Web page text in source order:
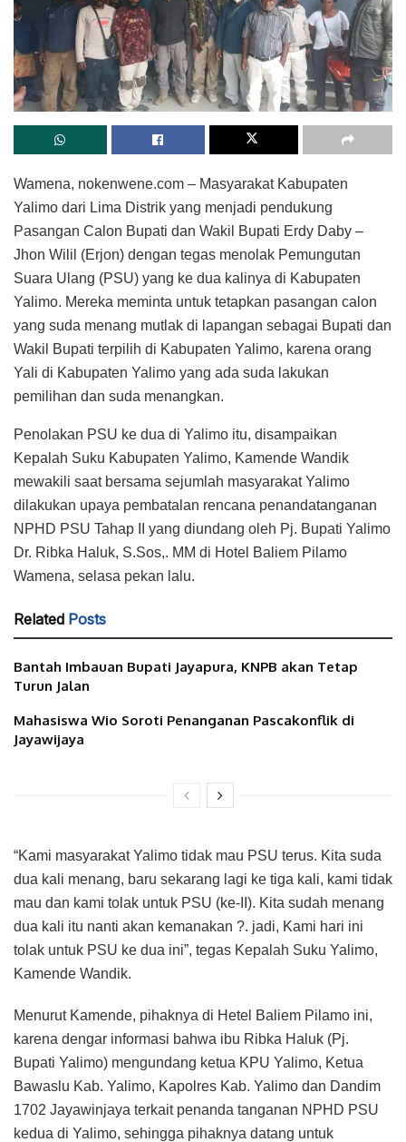
Wamena, nokenwene.com – Masyarakat Kabupaten
Yalimo dari Lima Distrik yang menjadi pendukung
Pasangan Calon Bupati dan Wakil Bupati Erdy Daby –
Jhon Wilil (Erjon) dengan tegas menolak Pemungutan
Suara Ulang (PSU) yang ke dua kalinya di Kabupaten
Yalimo. Mereka meminta untuk tetapkan pasangan calon
yang suda menang mutlak di lapangan sebagai Bupati dan
Wakil Bupati terpilih di Kabupaten Yalimo, karena orang
Yali di Kabupaten Yalimo yang ada suda lakukan
pemilihan dan suda menangkan.
Penolakan PSU ke dua di Yalimo itu, disampaikan
Kepalah Suku Kabupaten Yalimo, Kamende Wandik
mewakili saat bersama sejumlah masyarakat Yalimo
dilakukan upaya pembatalan rencana penandatanganan
NPHD PSU Tahap II yang diundang oleh Pj. Bupati Yalimo
Dr. Ribka Haluk, S.Sos,. MM di Hotel Baliem Pilamo
Wamena, selasa pekan lalu.
Related Posts
Bantah Imbauan Bupati Jayapura, KNPB akan Tetap
Turun Jalan
Mahasiswa Wio Soroti Penanganan Pascakonflik di
Jayawijaya
“Kami masyarakat Yalimo tidak mau PSU terus. Kita suda
dua kali menang, baru sekarang lagi ke tiga kali, kami tidak
mau dan kami tolak untuk PSU (ke-II). Kita sudah menang
dua kali itu nanti akan kemanakan ?. jadi, Kami hari ini
tolak untuk PSU ke dua ini”, tegas Kepalah Suku Yalimo,
Kamende Wandik.
Menurut Kamende, pihaknya di Hetel Baliem Pilamo ini,
karena dengar informasi bahwa ibu Ribka Haluk (Pj.
Bupati Yalimo) mengundang ketua KPU Yalimo, Ketua
Bawaslu Kab. Yalimo, Kapolres Kab. Yalimo dan Dandim
1702 Jayawinjaya terkait penanda tanganan NPHD PSU
kedua di Yalimo, sehingga pihaknya datang untuk